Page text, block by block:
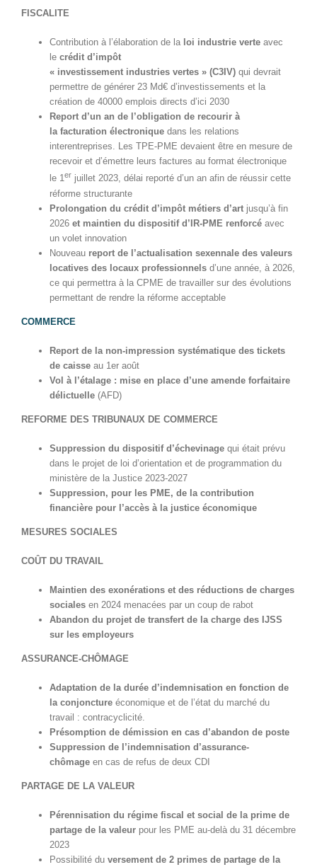
FISCALITE
Contribution à l’élaboration de la loi industrie verteavec
le crédit d’impôt
« investissement industries vertes » (C3IV)qui devrait
permettre de générer 23 Md€ d’investissements et la
création de 40000 emplois directs d’ici 2030
Report d’un an de l’obligation de recourir à
la facturation électroniquedans les relations
interentreprises. Les TPE-PME devaient être en mesure de
recevoir et d’émettre leurs factures au format électronique
le 1er juillet 2023, délai reporté d’un an afin de réussir cette
réforme structurante
Prolongation du crédit d’impôt métiers d’artjusqu’à fin
2026 et maintien du dispositif d’IR-PME renforcéavec
un volet innovation
Nouveau report de l’actualisation sexennale des valeurs
locatives des locaux professionnelsd’une année, à 2026,
ce qui permettra à la CPME de travailler sur des évolutions
permettant de rendre la réforme acceptable
COMMERCE
Report de la non-impression systématique des tickets
de caisseau 1er août
Vol à l’étalage : mise en place d’une amende forfaitaire
délictuelle (AFD)
REFORME DES TRIBUNAUX DE COMMERCE
Suppression du dispositif d’échevinagequi était prévu
dans le projet de loi d’orientation et de programmation du
ministère de la Justice 2023-2027
Suppression, pour les PME, de la contribution
financière pour l’accès à la justice économique
MESURES SOCIALES
COÛT DU TRAVAIL
Maintien des exonérations et des réductions de charges
socialesen 2024 menacées par un coup de rabot
Abandon du projet de transfert de la charge des IJSS
sur les employeurs
ASSURANCE-CHÔMAGE
Adaptation de la durée d’indemnisation en fonction de
la conjonctureéconomique et de l’état du marché du
travail : contracyclicité.
Présomption de démission en cas d’abandon de poste
Suppression de l’indemnisation d’assurance-
chômageen cas de refus de deux CDI
PARTAGE DE LA VALEUR
Pérennisation du régime fiscal et social de la prime de
partage de la valeur pour les PME au-delà du 31 décembre
2023
Possibilité du versement de 2 primes de partage de la